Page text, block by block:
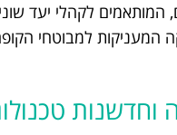
המותאמים לקהלי יעד
למבוטחי הקופה
וחדשנות